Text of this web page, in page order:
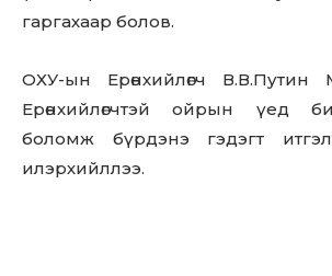
гаргахаар болов.
ОХУ-ын Ерөнхийлөгч
Ерөнхийлөгчтэй ойрын үед
боломж бүрдэнэ гэдэгт
илэрхийллээ.